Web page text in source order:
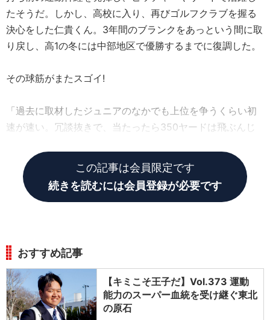
たそうだ。しかし、高校に入り、再びゴルフクラブを握る
決心をした仁貴くん。3年間のブランクをあっという間に取
り戻し、高1の冬には中部地区で優勝するまでに復調した。
その球筋がまたスゴイ!
「過去に取材したジュニアのなかでも上位を争うくらい初
速が速い。冗談抜きで、当たったら350ヤードは飛ぶんじ
この記事は会員限定です
続きを読むには会員登録が必要です
おすすめ記事
【キミこそ王子だ】Vol.373 運動
能力のスーパー血統を受け継ぐ東北
の原石